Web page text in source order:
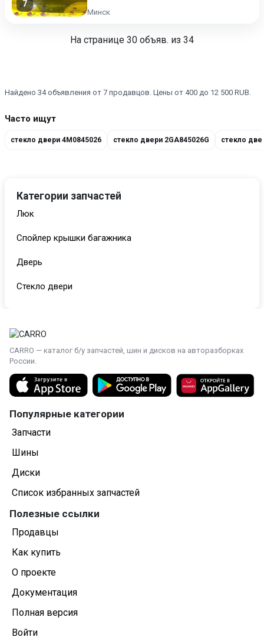
7
Минск
На странице 30 объяв. из 34
Найдено 34 объявления от 7 продавцов. Цены от 400 до 12 500 RUB.
Часто ищут
стекло двери 4M0845026 стекло двери 2GA845026G стекло
Категории запчастей
Люк
Спойлер крышки багажника
Дверь
Стекло двери
Накладка на порог
Механизм натяжения ремня, цепи
Блок управления печки/климат-контроля
Блок предохранителей
Ремень безопасности
Главный тормозной цилиндр
Модуль управления селектора АКПП
Прочая запчасть
Вентилятор кондиционера
CARRO — каталог б/у запчастей, шин и дисков на авторазборках
России.
Популярные категории
Запчасти
Шины
Диски
Список избранных запчастей
Полезные ссылки
Продавцы
Как купить
О проекте
Документация
Полная версия
Войти